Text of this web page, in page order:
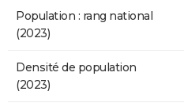
Population : rang national
(2023)
Densité de population
(2023)